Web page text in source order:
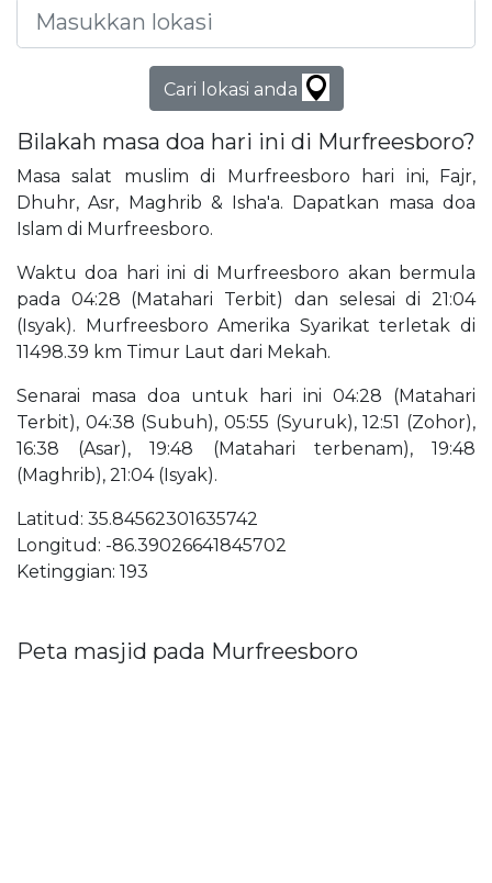
Cari lokasi anda
Bilakah masa doa hari ini di Murfreesboro?
Masa salat muslim di Murfreesboro hari ini, Fajr,
Dhuhr, Asr, Maghrib & Isha'a. Dapatkan masa doa
Islam di Murfreesboro.
Waktu doa hari ini di Murfreesboro akan bermula
pada 04:28 (Matahari Terbit) dan selesai di 21:04
(Isyak). Murfreesboro Amerika Syarikat terletak di
11498.39 km Timur Laut dari Mekah.
Senarai masa doa untuk hari ini 04:28 (Matahari
Terbit), 04:38 (Subuh), 05:55 (Syuruk), 12:51 (Zohor),
16:38 (Asar), 19:48 (Matahari terbenam), 19:48
(Maghrib), 21:04 (Isyak).
Latitud: 35.84562301635742
Longitud: -86.39026641845702
Ketinggian: 193
Peta masjid pada Murfreesboro